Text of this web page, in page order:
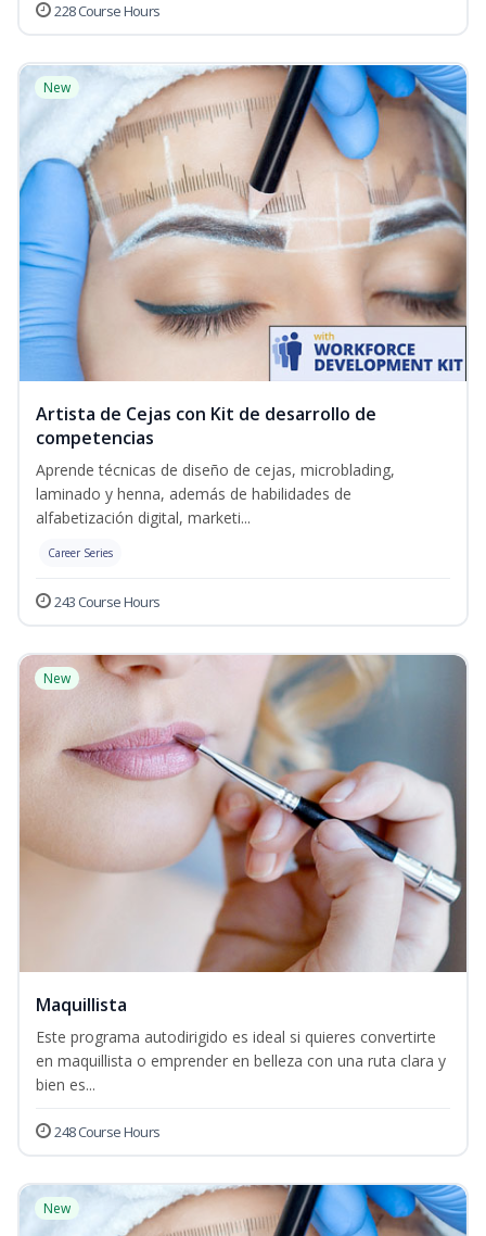
228 Course Hours
New
Artista de Cejas con Kit de desarrollo de
competencias
Aprende técnicas de diseño de cejas, microblading,
laminado y henna, además de habilidades de
alfabetización digital, marketi...
Career Series
243 Course Hours
New
Maquillista
Este programa autodirigido es ideal si quieres convertirte
en maquillista o emprender en belleza con una ruta clara y
bien es...
248 Course Hours
New